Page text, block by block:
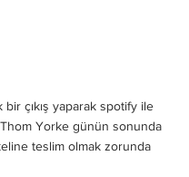
çıkış yaparak spotify ile
Yorke günün sonunda
teslim olmak zorunda